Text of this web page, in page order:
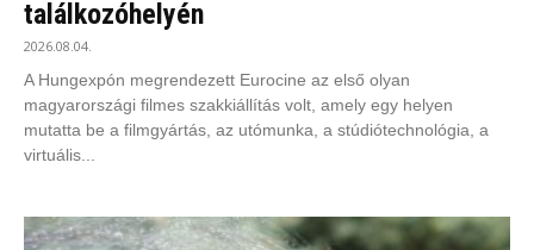
találkozóhelyén
2026.08.04.
A Hungexpón megrendezett Eurocine az első olyan
magyarországi filmes szakkiállítás volt, amely egy helyen
mutatta be a filmgyártás, az utómunka, a stúdiótechnológia, a
virtuális...